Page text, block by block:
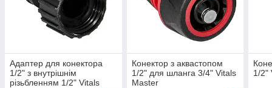
Адаптер для конектора
1/2" з внутрішнім
різьбленням 1/2" Vitals
Конектор з аквастопом
1/2" для шланга 3/4" Vitals
Master
1/2"